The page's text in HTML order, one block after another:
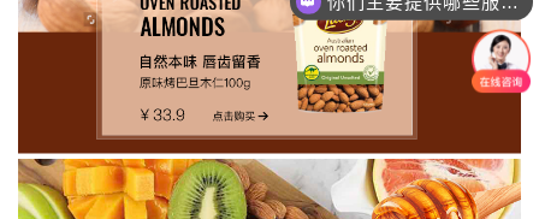
一个网站/小程序/系统的价格是怎么计算的？